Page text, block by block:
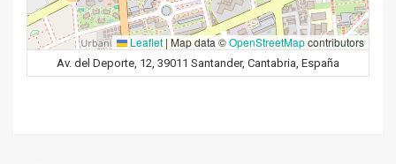
Leaflet| Map data ©OpenStreetMapcontributors
Av. del Deporte, 12, 39011 Santander, Cantabria, España